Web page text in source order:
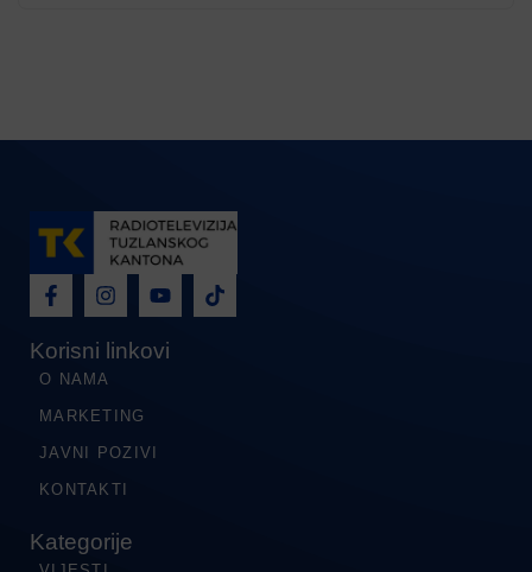
Korisni linkovi
O NAMA
MARKETING
JAVNI POZIVI
KONTAKTI
Kategorije